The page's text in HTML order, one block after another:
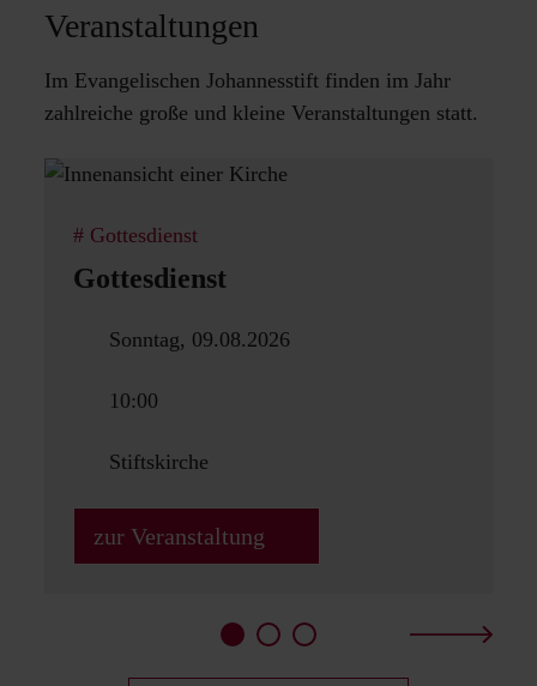
Veranstaltungen
Im Evangelischen Johannesstift finden im Jahr
zahlreiche große und kleine Veranstaltungen statt.
Gottesdienst
Gottesdienst
Sonntag, 09.08.2026
10:00
Stiftskirche
zur Veranstaltung